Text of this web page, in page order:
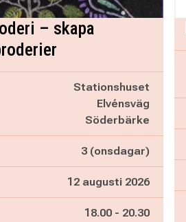
– skapa
Stationshuset
Elvénsväg
Söderbärke
3 (onsdagar)
12 augusti 2026
Pågår mellan
18.00 - och
20.30